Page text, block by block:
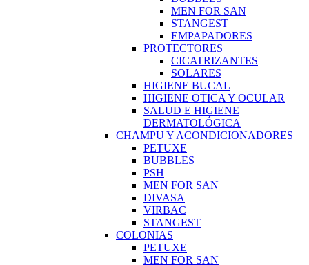
MEN FOR SAN
STANGEST
EMPAPADORES
PROTECTORES
CICATRIZANTES
SOLARES
HIGIENE BUCAL
HIGIENE OTICA Y OCULAR
SALUD E HIGIENE
DERMATOLÓGICA
CHAMPU Y ACONDICIONADORES
PETUXE
BUBBLES
PSH
MEN FOR SAN
DIVASA
VIRBAC
STANGEST
COLONIAS
PETUXE
MEN FOR SAN